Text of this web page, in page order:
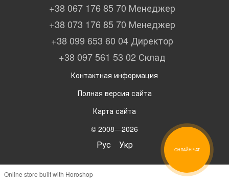
+38 067 176 85 70 Менеджер
+38 073 176 85 70 Менеджер
+38 099 653 60 04 Директор
+38 097 561 53 02 Склад
Контактная информация
Полная версия сайта
Карта сайта
© 2008—2026
Рус Укр
Online store built with Horoshop
ОНЛАЙН ЧАТ